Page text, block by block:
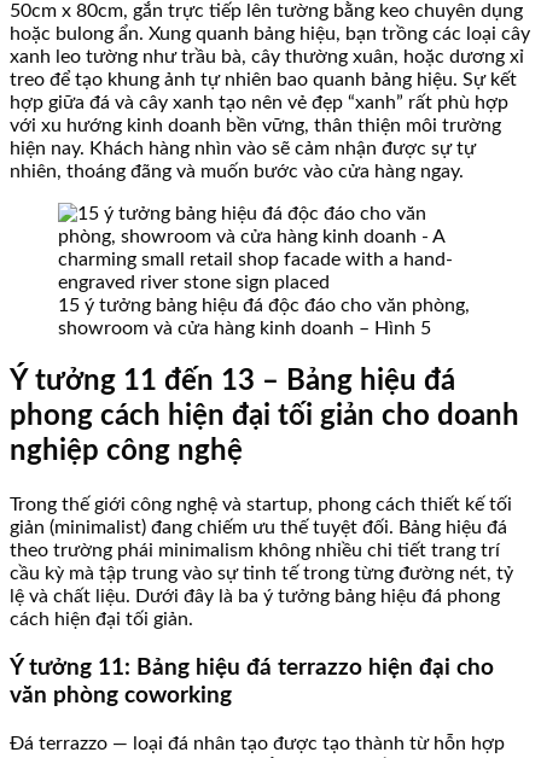
50cm x 80cm, gắn trực tiếp lên tường bằng keo chuyên dụng
hoặc bulong ẩn. Xung quanh bảng hiệu, bạn trồng các loại cây
xanh leo tường như trầu bà, cây thường xuân, hoặc dương xỉ
treo để tạo khung ảnh tự nhiên bao quanh bảng hiệu. Sự kết
hợp giữa đá và cây xanh tạo nên vẻ đẹp “xanh” rất phù hợp
với xu hướng kinh doanh bền vững, thân thiện môi trường
hiện nay. Khách hàng nhìn vào sẽ cảm nhận được sự tự
nhiên, thoáng đãng và muốn bước vào cửa hàng ngay.
15 ý tưởng bảng hiệu đá độc đáo cho văn phòng,
showroom và cửa hàng kinh doanh – Hình 5
Ý tưởng 11 đến 13 – Bảng hiệu đá
phong cách hiện đại tối giản cho doanh
nghiệp công nghệ
Trong thế giới công nghệ và startup, phong cách thiết kế tối
giản (minimalist) đang chiếm ưu thế tuyệt đối. Bảng hiệu đá
theo trường phái minimalism không nhiều chi tiết trang trí
cầu kỳ mà tập trung vào sự tinh tế trong từng đường nét, tỷ
lệ và chất liệu. Dưới đây là ba ý tưởng bảng hiệu đá phong
cách hiện đại tối giản.
Ý tưởng 11: Bảng hiệu đá terrazzo hiện đại cho
văn phòng coworking
Đá terrazzo — loại đá nhân tạo được tạo thành từ hỗn hợp